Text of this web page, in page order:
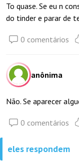
To quase. Se eu n
do tinder e parar de
0 comentários
anônima
Não. Se aparecer
0 comentários
eles respondem